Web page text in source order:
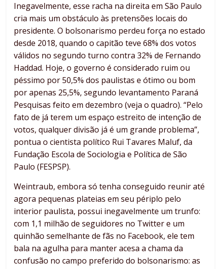
Inegavelmente, esse racha na direita em São Paulo
cria mais um obstáculo às pretensões locais do
presidente. O bolsonarismo perdeu força no estado
desde 2018, quando o capitão teve 68% dos votos
válidos no segundo turno contra 32% de Fernando
Haddad. Hoje, o governo é considerado ruim ou
péssimo por 50,5% dos paulistas e ótimo ou bom
por apenas 25,5%, segundo levantamento Paraná
Pesquisas feito em dezembro (veja o quadro). “Pelo
fato de já terem um espaço estreito de intenção de
votos, qualquer divisão já é um grande problema”,
pontua o cientista político Rui Tavares Maluf, da
Fundação Escola de Sociologia e Política de São
Paulo (FESPSP).
Weintraub, embora só tenha conseguido reunir até
agora pequenas plateias em seu périplo pelo
interior paulista, possui inegavelmente um trunfo:
com 1,1 milhão de seguidores no Twitter e um
quinhão semelhante de fãs no Facebook, ele tem
bala na agulha para manter acesa a chama da
confusão no campo preferido do bolsonarismo: as